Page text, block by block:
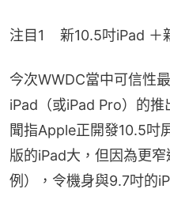
注目1    新10.5吋iPad
今次WWDC當中可信性
iPad（或iPad Pro）的
聞指Apple正開發10.5吋
版的iPad大，但因為更
例），令機身與9.7吋的